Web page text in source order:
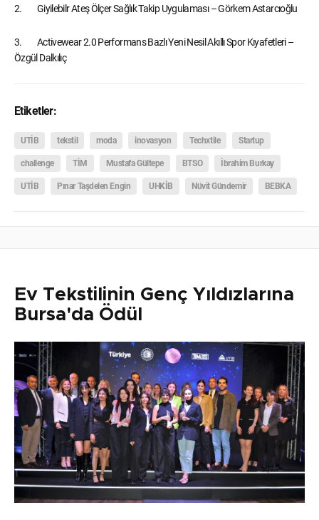
2. Giyilebilr Ateş Ölçer Sağlık Takip Uygulaması – Görkem Astarcıoğlu
3. Activewear 2.0 Performans Bazlı Yeni Nesil Akıllı Spor Kıyafetleri –
Özgül Dalkılıç
Etiketler:
UTİB tekstil moda inovasyon Techxtile Startup
challenge TİM Mustafa Gültepe BTSO İbrahim Burkay
UTİB Pınar Taşdelen Engin UHKİB Nüvit Gündemir BEBKA
Ev Tekstilinin Genç Yıldızlarına
Bursa'da Ödül